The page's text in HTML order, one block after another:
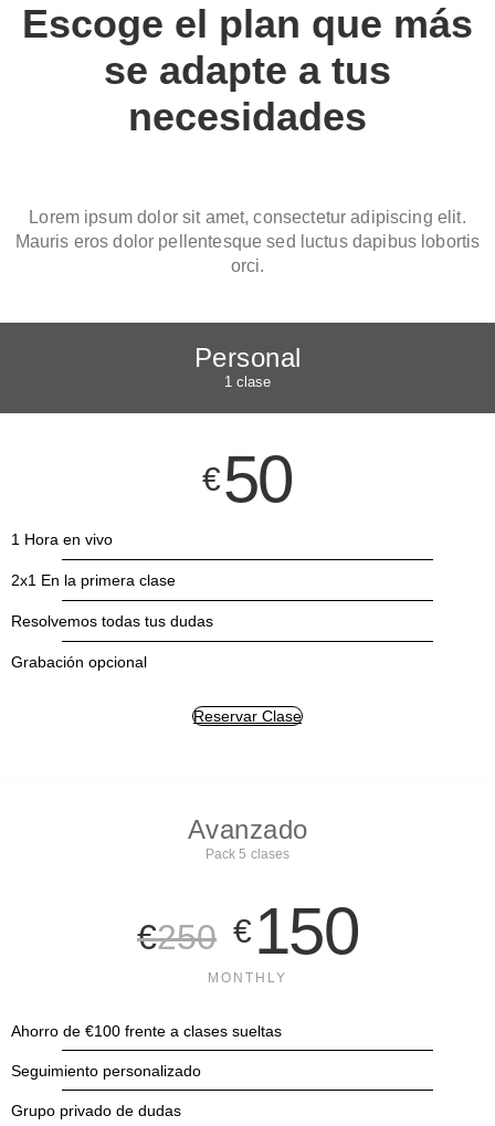
Escoge el plan que más
se adapte a tus
necesidades
Lorem ipsum dolor sit amet, consectetur adipiscing elit.
Mauris eros dolor pellentesque sed luctus dapibus lobortis
orci.
Personal
1 clase
€50
1 Hora en vivo
2x1 En la primera clase
Resolvemos todas tus dudas
Grabación opcional
Reservar Clase
Avanzado
Pack 5 clases
€250 € 150
MONTHLY
Ahorro de €100 frente a clases sueltas
Seguimiento personalizado
Grupo privado de dudas